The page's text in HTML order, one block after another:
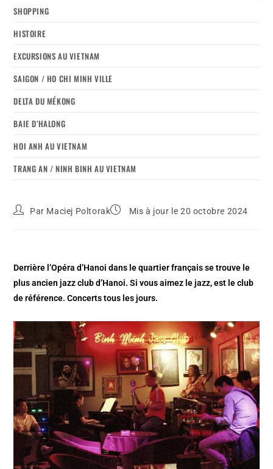
SHOPPING
HISTOIRE
EXCURSIONS AU VIETNAM
SAIGON / HO CHI MINH VILLE
DELTA DU MÉKONG
BAIE D’HALONG
HOI ANH AU VIETNAM
TRANG AN / NINH BINH AU VIETNAM
Par Maciej Poltorak Mis à jour le 20 octobre 2024
Derrière l’Opéra d’Hanoi dans le quartier français se trouve le
plus ancien jazz club d’Hanoi. Si vous aimez le jazz, est le club
de référence. Concerts tous les jours.